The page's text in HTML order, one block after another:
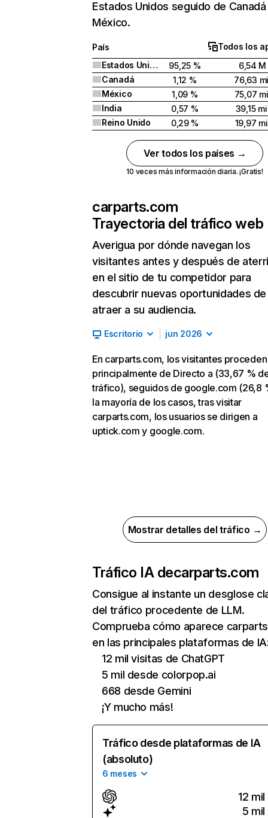
Estados Unidos seguido de
México.
País
Todos los
Estados Unidos
95,25 %
6,54 M
Canadá
1,12 %
76,63
México
1,09 %
75,07
India
0,57 %
39,15
Reino Unido
0,29 % 19,97
Ver todos los países →
10 veces más información diaria. ¡Gratis!
carparts.com
Trayectoria del tráfico web
Averigua por dónde navegan los
visitantes antes y después de
en el sitio de tu competidor para
descubrir nuevas oportunidades de
atraer a su audiencia.
Escritorio jun 2026
En carparts.com, los visitantes proceden
principalmente de Directo a (33,67 %
tráfico), seguidos de google.com (26,8
la mayoría de los casos, tras visitar
carparts.com, los usuarios se dirigen a
uptick.com y google.com.
Mostrar detalles del tráfico →
Tráfico IA decarparts.com
Consigue al instante un desglose
del tráfico procedente de LLM.
Comprueba cómo aparece
en las principales plataformas de
12 mil visitas de ChatGPT
5 mil desde colorpop.ai
668 desde Gemini
¡Y mucho más!
Tráfico desde plataformas de IA
(absoluto)
6 meses
12 mil
5 mil